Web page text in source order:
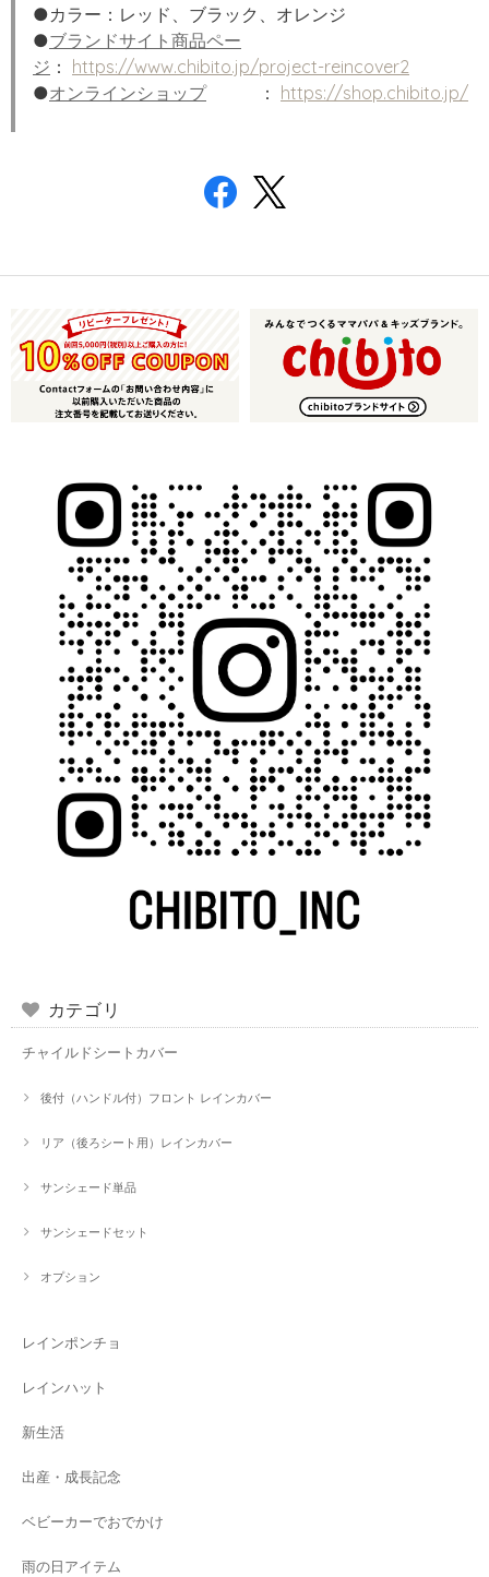
●カラー：レッド、ブラック、オレンジ
●ブランドサイト商品ペー
ジ ： https://www.chibito.jp/project-reincover2
●オンラインショップ： https://shop.chibito.jp/
カテゴリ
チャイルドシートカバー
後付（ハンドル付）フロント レインカバー
リア（後ろシート用）レインカバー
サンシェード単品
サンシェードセット
オプション
レインポンチョ
レインハット
新生活
出産・成長記念
ベビーカーでおでかけ
雨の日アイテム